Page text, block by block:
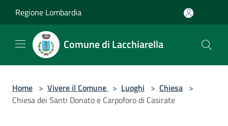
Regione Lombardia
Comune di Lacchiarella
Home > Vivere il Comune > Luoghi > Chiesa >
Chiesa dei Santi Donato e Carpoforo di Casirate